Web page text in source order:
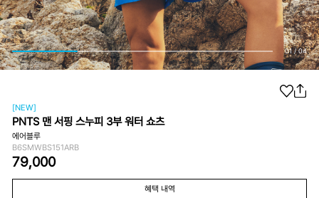
01 / 04
[NEW]
PNTS 맨 서핑 스누피 3부 워터 쇼츠
에어블루
B6SMWBS151ARB
79,000
혜택 내역